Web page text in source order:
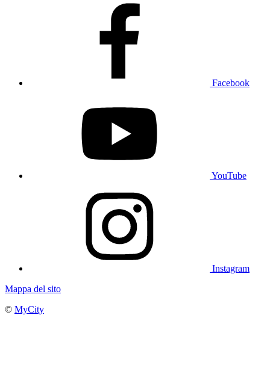
Facebook
YouTube
Instagram
Mappa del sito
© MyCity